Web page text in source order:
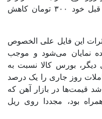
۶۵۰ تومان رسید و نسبت به روز قبل خود ۳۰۰ تومان کاهش
این فایل علی الخصوص
نمایان می‌شود و موجب
بورس کالا نسبت به
روز جاری را یک درصد
قیمت‌ها در بازار آهن که
بود، مجددا روی ریل